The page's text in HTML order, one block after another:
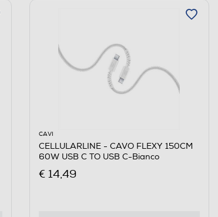
CAVI
CELLULARLINE - CAVO FLEXY 150CM
60W USB C TO USB C-Bianco
€ 14,49